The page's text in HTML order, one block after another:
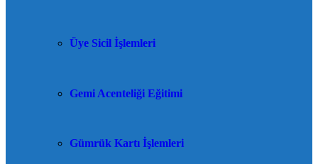
Üye Sicil İşlemleri
Gemi Acenteliği Eğitimi
Gümrük Kartı İşlemleri